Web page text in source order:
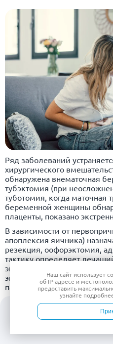
Ряд заболеваний
хирургического
обнаружена внематочная
тубэктомия (при
туботомия, когда маточная
беременной женщины
плаценты, показано
В зависимости от
апоплексия яичника)
резекция, оофорэктомия,
тактику определяет
эндометриозом проводится
эндометриоидных очагов.
патологиях показана
Боль внизу живота
проблемой. Чтобы
осложнений, не
Наш сайт использует
об IP-адресе и
предоставить
узнайте